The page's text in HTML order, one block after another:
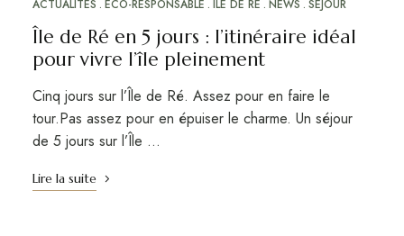
ACTUALITÉS ÉCO-RESPONSABLE ÎLE DE RÉ NEWS SÉJOUR
Île de Ré en 5 jours : l’itinéraire idéal
pour vivre l’île pleinement
Cinq jours sur l’Île de Ré. Assez pour en faire le
tour.Pas assez pour en épuiser le charme. Un séjour
de 5 jours sur l’Île …
Lire la suite